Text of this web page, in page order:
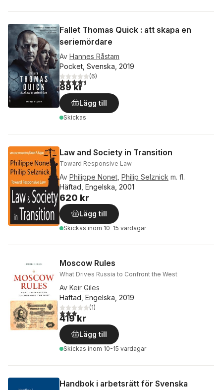
Fallet Thomas Quick : att skapa en
seriemördare
Av Hannes Råstam
Pocket, Svenska, 2019
4,5utav 5 stjärnor. Totalt antal röster:
(6)
89 kr
Lägg till
Skickas
Law and Society in Transition
Toward Responsive Law
Av Philippe Nonet, Philip Selznick m. fl.
Häftad, Engelska, 2001
620 kr
Lägg till
Skickas inom 10-15 vardagar
Moscow Rules
What Drives Russia to Confront the West
Av Keir Giles
Häftad, Engelska, 2019
3,0utav 5 stjärnor. Totalt antal röster:
(1)
419 kr
Lägg till
Skickas inom 10-15 vardagar
Handbok i arbetsrätt för Svenska